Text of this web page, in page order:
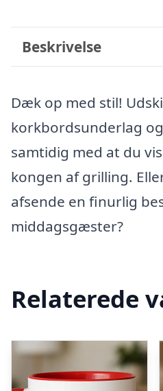
Beskrivelse
Dæk op med stil!
korkbordsunderlag
samtidig med at du
kongen af grilling.
afsende en finurlig
middagsgæster?
Relaterede